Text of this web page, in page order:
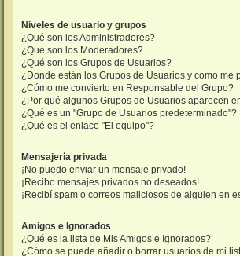
Niveles de usuario y grupos
¿Qué son los Administradores?
¿Qué son los Moderadores?
¿Qué son los Grupos de Usuarios?
¿Donde están los Grupos de Usuarios y como me
¿Cómo me convierto en Responsable del Grupo?
¿Por qué algunos Grupos de Usuarios aparecen
¿Qué es un "Grupo de Usuarios predeterminado"?
¿Qué es el enlace "El equipo"?
Mensajería privada
¡No puedo enviar un mensaje privado!
¡Recibo mensajes privados no deseados!
¡Recibí spam o correos maliciosos de alguien en
Amigos e Ignorados
¿Qué es la lista de Mis Amigos e Ignorados?
¿Cómo se puede añadir o borrar usuarios de mi